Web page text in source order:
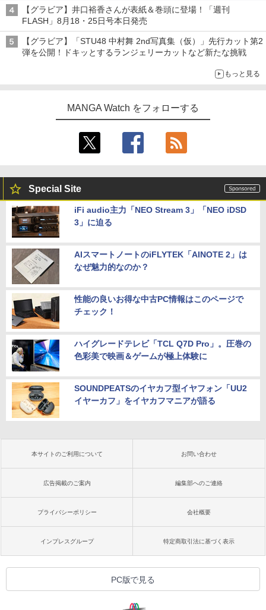
【グラビア】井口裕香さんが表紙＆巻頭に登場！「週刊
FLASH」8月18・25日号本日発売
【グラビア】「STU48 中村舞 2nd写真集（仮）」先行カット第2
弾を公開！ドキッとするランジェリーカットなど新たな挑戦
もっと見る
MANGA Watch をフォローする
Special Site
iFi audio主力「NEO Stream 3」「NEO iDSD
3」に迫る
AIスマートノートのiFLYTEK「AINOTE 2」は
なぜ魅力的なのか？
性能の良いお得な中古PC情報はこのページで
チェック！
ハイグレードテレビ「TCL Q7D Pro」。圧巻の
色彩美で映画＆ゲームが極上体験に
SOUNDPEATSのイヤカフ型イヤフォン「UU2
イヤーカフ」をイヤカフマニアが語る
本サイトのご利用について お問い合わせ
広告掲載のご案内 編集部へのご連絡
プライバシーポリシー 会社概要
インプレスグループ 特定商取引法に基づく表示
PC版で見る